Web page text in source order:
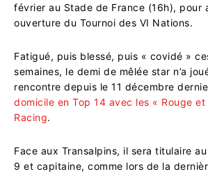
février au Stade de France (16h), pour
ouverture du Tournoi des VI Nations.
Fatigué, puis blessé, puis « covidé »
semaines, le demi de mêlée star n’a
rencontre depuis le 11 décembre
domicile en Top 14 avec les « Rouge
Racing.
Face aux Transalpins, il sera titulaire
9 et capitaine, comme lors de la